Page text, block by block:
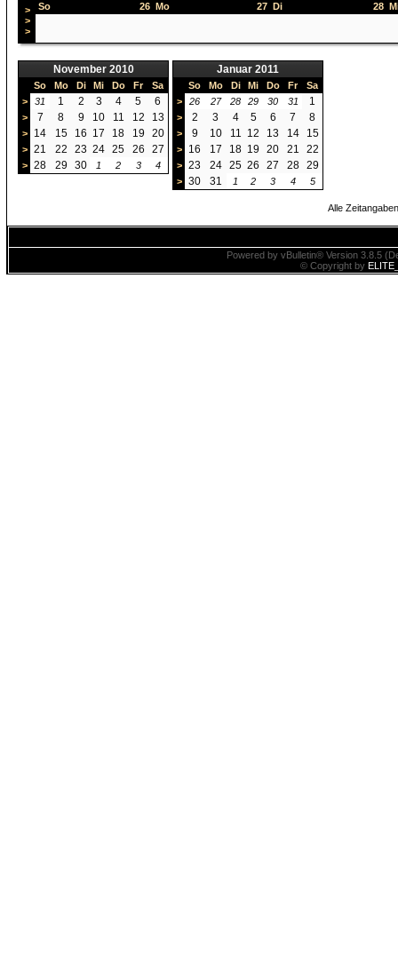
>
>
>
26
So 27
Mo 28
Di
November 2010
So Mo Di Mi Do Fr
Sa
>
31 1 2 3 4 5 6
> 7 8 9 10 11 12 13
> 14 15 16 17 18 19 20
> 21 22 23 24 25 26 27
> 28 29 30 1 2 3 4
Januar 2011
So Mo Di Mi Do Fr
Sa
>
26 27 28 29 30 31 1
> 2 3 4 5 6 7 8
> 9 10 11 12 13 14 15
> 16 17 18 19 20 21 22
> 23 24 25 26 27 28 29
> 30 31 1 2 3 4 5
Alle
Powered by vBulletin® Version 3.8.5
© Copyright by